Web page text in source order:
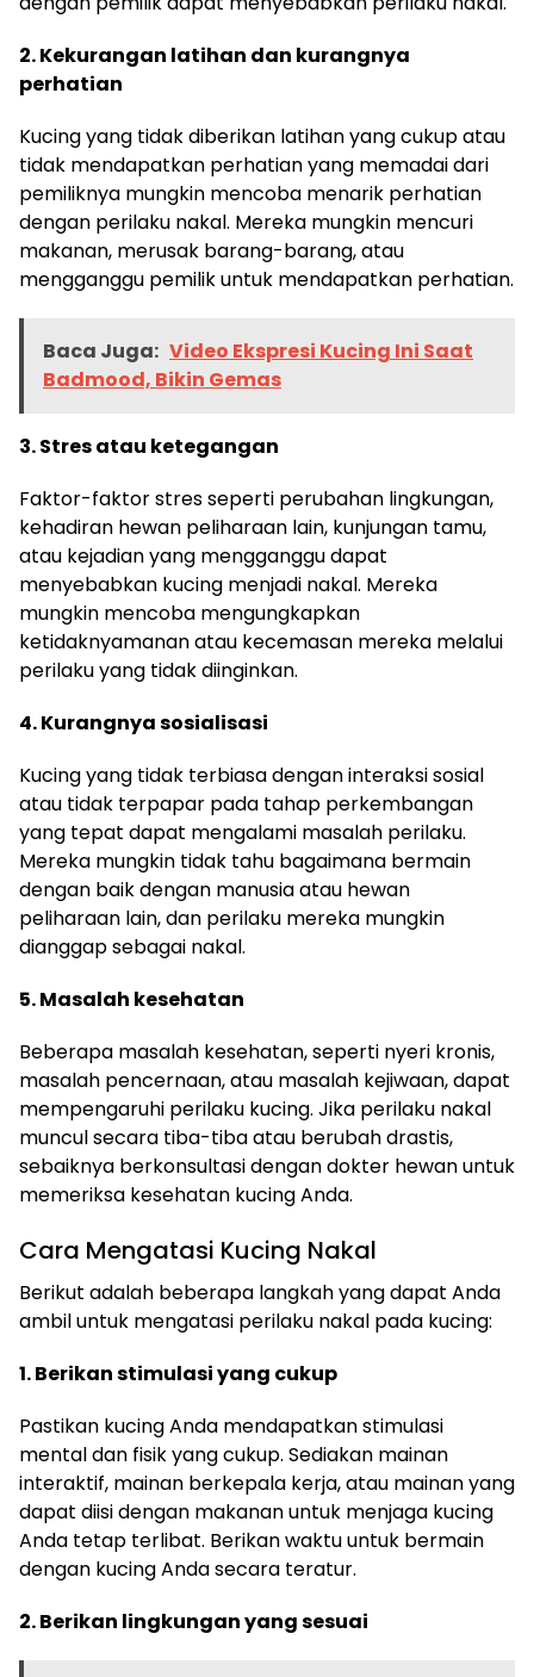
2. Kekurangan latihan dan kurangnya
perhatian
Kucing yang tidak diberikan latihan yang cukup atau
tidak mendapatkan perhatian yang memadai dari
pemiliknya mungkin mencoba menarik perhatian
dengan perilaku nakal. Mereka mungkin mencuri
makanan, merusak barang-barang, atau
mengganggu pemilik untuk mendapatkan perhatian.
Baca Juga: Video Ekspresi Kucing Ini Saat
Badmood, Bikin Gemas
3. Stres atau ketegangan
Faktor-faktor stres seperti perubahan lingkungan,
kehadiran hewan peliharaan lain, kunjungan tamu,
atau kejadian yang mengganggu dapat
menyebabkan kucing menjadi nakal. Mereka
mungkin mencoba mengungkapkan
ketidaknyamanan atau kecemasan mereka melalui
perilaku yang tidak diinginkan.
4. Kurangnya sosialisasi
Kucing yang tidak terbiasa dengan interaksi sosial
atau tidak terpapar pada tahap perkembangan
yang tepat dapat mengalami masalah perilaku.
Mereka mungkin tidak tahu bagaimana bermain
dengan baik dengan manusia atau hewan
peliharaan lain, dan perilaku mereka mungkin
dianggap sebagai nakal.
5. Masalah kesehatan
Beberapa masalah kesehatan, seperti nyeri kronis,
masalah pencernaan, atau masalah kejiwaan, dapat
mempengaruhi perilaku kucing. Jika perilaku nakal
muncul secara tiba-tiba atau berubah drastis,
sebaiknya berkonsultasi dengan dokter hewan untuk
memeriksa kesehatan kucing Anda.
Cara Mengatasi Kucing Nakal
Berikut adalah beberapa langkah yang dapat Anda
ambil untuk mengatasi perilaku nakal pada kucing:
1. Berikan stimulasi yang cukup
Pastikan kucing Anda mendapatkan stimulasi
mental dan fisik yang cukup. Sediakan mainan
interaktif, mainan berkepala kerja, atau mainan yang
dapat diisi dengan makanan untuk menjaga kucing
Anda tetap terlibat. Berikan waktu untuk bermain
dengan kucing Anda secara teratur.
2. Berikan lingkungan yang sesuai